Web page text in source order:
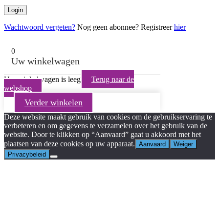
Wachtwoord vergeten? Nog geen abonnee? Registreerhier
0
Uw winkelwagen
Uw winkelwagen is leeg
Terug naar de
webshop
Verder winkelen
Deze website maakt gebruik van cookies om de gebruikservaring te
verbeteren en om gegevens te verzamelen over het gebruik van de
website. Door te klikken op “Aanvaard” gaat u akkoord met het
plaatsen van deze cookies op uw apparaat. Aanvaard
Weiger
Privacybeleid